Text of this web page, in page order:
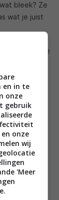
bleek? Ze
wat je juist
gaat altijd te
vandaan
je iets
Assistent
alleen te
of
een pagina
0113. Het
wil
niet alleen
en in te
onze
gebruik
onze
wij
'Meer